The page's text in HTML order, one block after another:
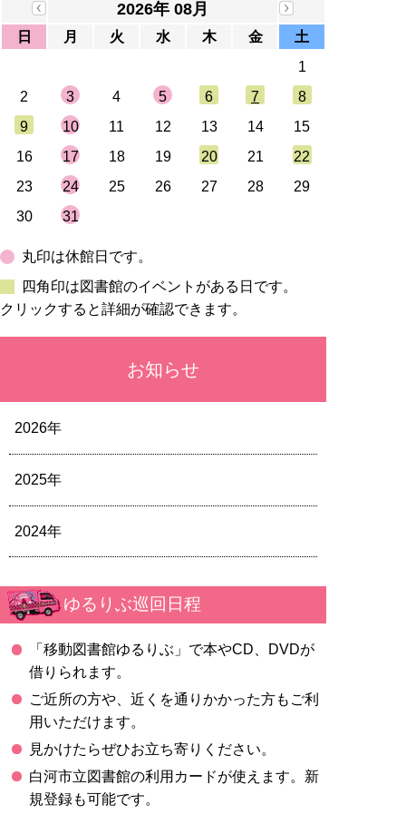
2026年 08月
日 月 火 水 木 金
土
1
2
3 4 5 6 7
8
9
10 11 12 13 14
15
16
17 18 19 20 21
22
23
24 25 26 27 28
29
30
31
丸印は休館日です。
四角印は図書館のイベントがある日です。
クリックすると詳細が確認できます。
お知らせ
2026年
2025年
2024年
ゆるりぶ巡回日程
「移動図書館ゆるりぶ」で本やCD、DVDが
借りられます。
ご近所の方や、近くを通りかかった方もご利
用いただけます。
見かけたらぜひお立ち寄りください。
白河市立図書館の利用カードが使えます。新
規登録も可能です。